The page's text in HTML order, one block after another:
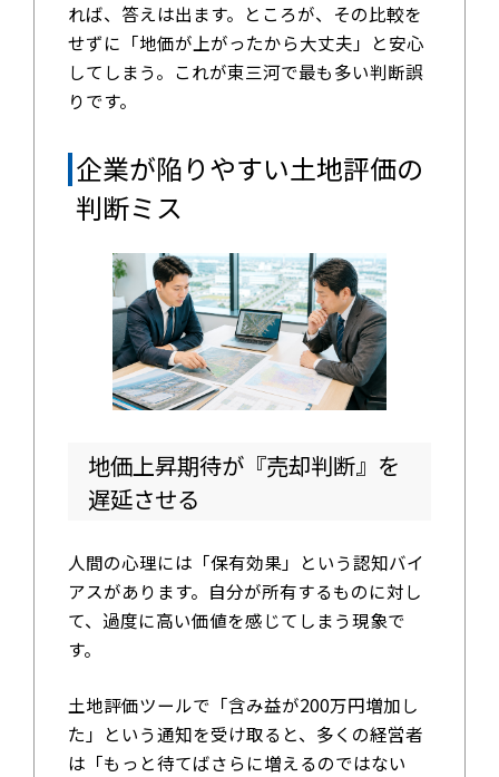
れば、答えは出ます。ところが、その比較を
せずに「地価が上がったから大丈夫」と安心
してしまう。これが東三河で最も多い判断誤
りです。
企業が陥りやすい土地評価の
判断ミス
地価上昇期待が『売却判断』を
遅延させる
人間の心理には「保有効果」という認知バイ
アスがあります。自分が所有するものに対し
て、過度に高い価値を感じてしまう現象で
す。
土地評価ツールで「含み益が200万円増加し
た」という通知を受け取ると、多くの経営者
は「もっと待てばさらに増えるのではない